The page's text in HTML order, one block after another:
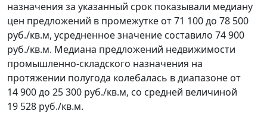
назначения за указанный срок показывали медиану
цен предложений в промежутке от 71 100 до 78 500
руб./кв.м, усредненное значение составило 74 900
руб./кв.м. Медиана предложений недвижимости
промышленно-складского назначения на
протяжении полугода колебалась в диапазоне от
14 900 до 25 300 руб./кв.м, со средней величиной
19 528 руб./кв.м.